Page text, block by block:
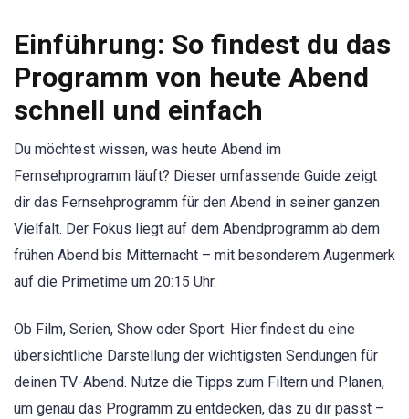
Einführung: So findest du das
Programm von heute Abend
schnell und einfach
Du möchtest wissen, was heute Abend im
Fernsehprogramm läuft? Dieser umfassende Guide zeigt
dir das Fernsehprogramm für den Abend in seiner ganzen
Vielfalt. Der Fokus liegt auf dem Abendprogramm ab dem
frühen Abend bis Mitternacht – mit besonderem Augenmerk
auf die Primetime um 20:15 Uhr.
Ob Film, Serien, Show oder Sport: Hier findest du eine
übersichtliche Darstellung der wichtigsten Sendungen für
deinen TV-Abend. Nutze die Tipps zum Filtern und Planen,
um genau das Programm zu entdecken, das zu dir passt –